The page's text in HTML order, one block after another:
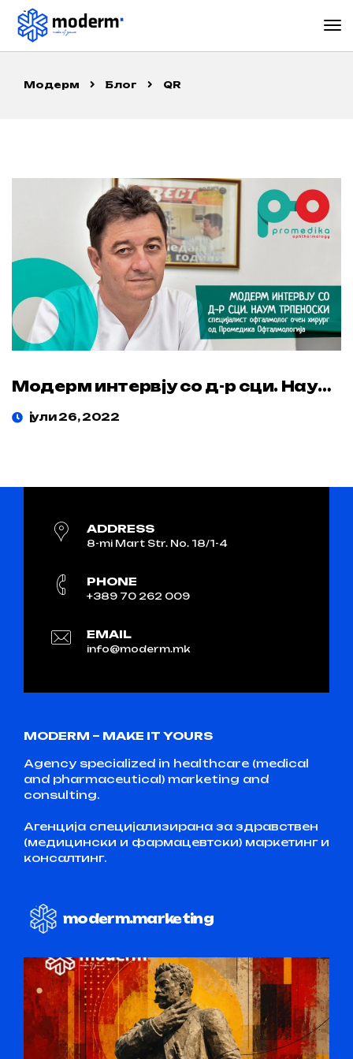
Модерм Блог QR
Модерм интервју со д-р сци. Наум Трпеноски
јули 26, 2022
ADDRESS
8-mi Mart Str. No. 18/1-4
PHONE
+389 70 262 009
EMAIL
info@moderm.mk
MODERM – MAKE IT YOURS
Agency specialized in healthcare (medical
and pharmaceutical) marketing and
consulting.
Агенција специјализирана за здравствен
(медицински и фармацевтски) маркетинг и
консалтинг.
moderm.marketing